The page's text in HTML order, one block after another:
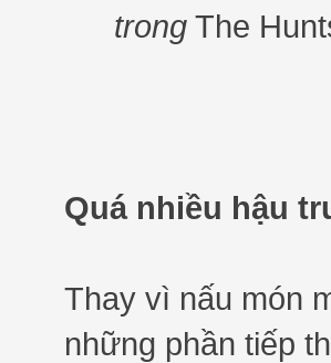
trong The
Quá nhiều hậu
Thay vì nấu món
những phần tiếp